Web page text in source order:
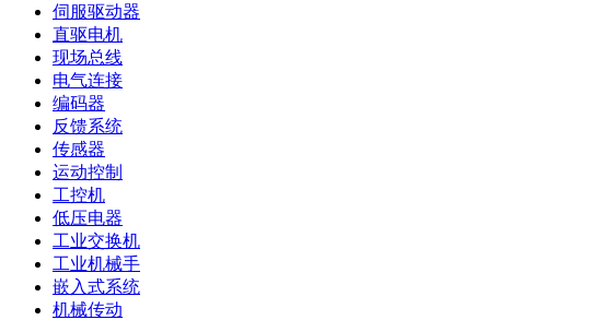
伺服驱动器
直驱电机
现场总线
电气连接
编码器
反馈系统
传感器
运动控制
工控机
低压电器
工业交换机
工业机械手
嵌入式系统
机械传动